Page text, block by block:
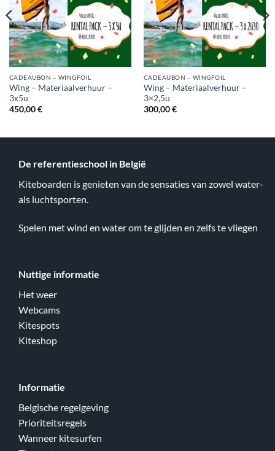
CADEAUBON – WINGFOIL
Wing – Materiaalverhuur –
3x5u
450,00€
CADEAUBON – WINGFOIL
Wing – Materiaalverhuur –
3×2,5u
300,00€
De referentieschool in België
Kiteboarden is genieten van de sensaties van zowel water-
als luchtsporten.
Spelen met wind en water om te glijden en zelfs te vliegen
Nuttige informatie
Het weer
Webcams
Kitespots
Kiteshop
Informatie
Belgische regelgeving
Prioriteitsregels
Wanneer kitesurfen